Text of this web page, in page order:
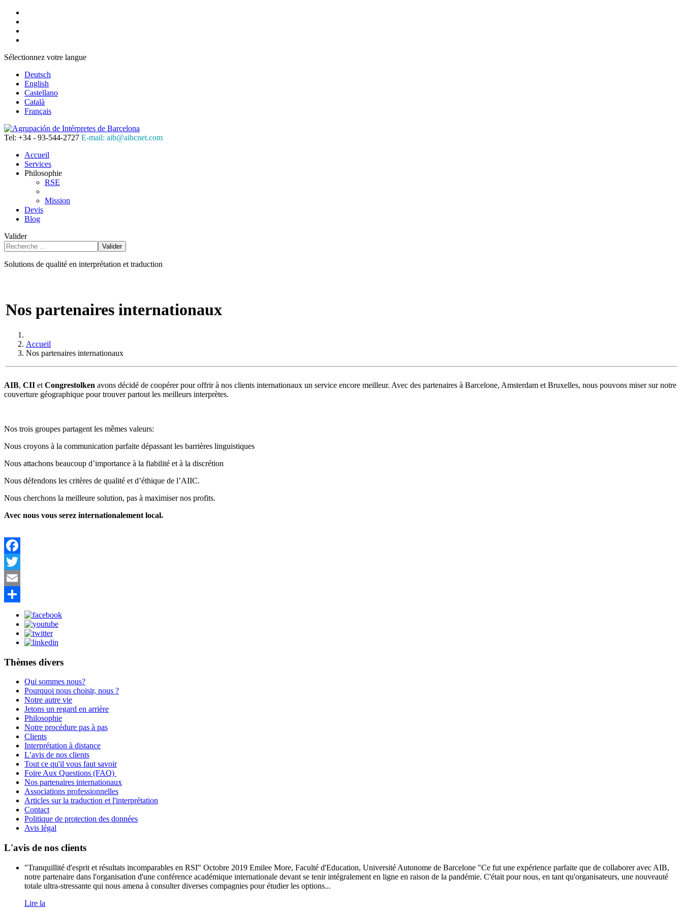
Sélectionnez votre langue
Deutsch
English
Castellano
Català
Français
Tel: +34 - 93-544-2727 E-mail: aib@aibcnet.com
Accueil
Services
Philosophie
RSE
Mission
Devis
Blog
Valider
Valider
Solutions de qualité en interprétation et traduction
Nos partenaires internationaux
Accueil
Nos partenaires internationaux
AIB, CII et Congrestolken avons décidé de coopérer pour offrir à nos clients internationaux un service encore meilleur. Avec des partenaires à Barcelone, Amsterdam et Bruxelles, nous pouvons miser sur notre
couverture géographique pour trouver partout les meilleurs interprètes.
Nos trois groupes partagent les mêmes valeurs:
Nous croyons à la communication parfaite dépassant les barrières linguistiques
Nous attachons beaucoup d’importance à la fiabilité et à la discrétion
Nous défendons les critères de qualité et d’éthique de l’AIIC.
Nous cherchons la meilleure solution, pas à maximiser nos profits.
Avec nous vous serez internationalement local.
Facebook
Twitter
Email
Thèmes divers
Qui sommes nous?
Pourquoi nous choisir, nous ?
Notre autre vie
Jetons un regard en arrière
Philosophie
Notre procédure pas à pas
Clients
Interprétation à distance
L’avis de nos clients
Tout ce qu'il vous faut savoir
Foire Aux Questions (FAQ)
Nos partenaires internationaux
Associations professionnelles
Articles sur la traduction et l'interprétation
Contact
Politique de protection des données
Avis légal
L'avis de nos clients
"Tranquillité d'esprit et résultats incomparables en RSI" Octobre 2019 Emilee More, Faculté d'Education, Université Autonome de Barcelone "Ce fut une expérience parfaite que de collaborer avec AIB,
notre partenaire dans l'organisation d'une conférence académique internationale devant se tenir intégralement en ligne en raison de la pandémie. C'était pour nous, en tant qu'organisateurs, une nouveauté
totale ultra-stressante qui nous amena à consulter diverses compagnies pour étudier les options...
Lire la